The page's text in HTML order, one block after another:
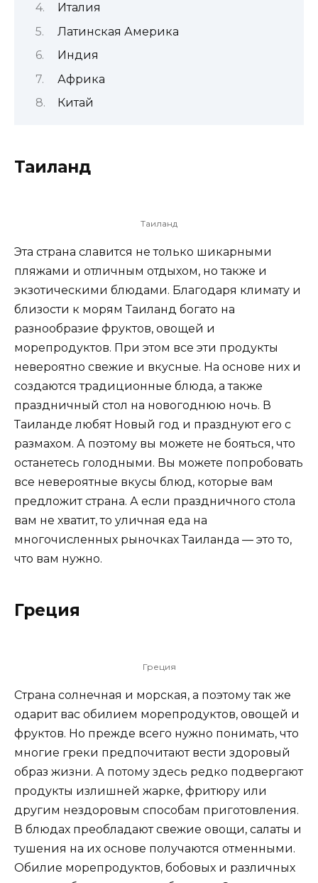
Италия
Латинская Америка
Индия
Африка
Китай
Таиланд
Таиланд
Эта страна славится не только шикарными
пляжами и отличным отдыхом, но также и
экзотическими блюдами. Благодаря климату и
близости к морям Таиланд богато на
разнообразие фруктов, овощей и
морепродуктов. При этом все эти продукты
невероятно свежие и вкусные. На основе них и
создаются традиционные блюда, а также
праздничный стол на новогоднюю ночь. В
Таиланде любят Новый год и празднуют его с
размахом. А поэтому вы можете не бояться, что
останетесь голодными. Вы можете попробовать
все невероятные вкусы блюд, которые вам
предложит страна. А если праздничного стола
вам не хватит, то уличная еда на
многочисленных рыночках Таиланда — это то,
что вам нужно.
Греция
Греция
Страна солнечная и морская, а поэтому так же
одарит вас обилием морепродуктов, овощей и
фруктов. Но прежде всего нужно понимать, что
многие греки предпочитают вести здоровый
образ жизни. А потому здесь редко подвергают
продукты излишней жарке, фритюру или
другим нездоровым способам приготовления.
В блюдах преобладают свежие овощи, салаты и
тушения на их основе получаются отменными.
Обилие морепродуктов, бобовых и различных